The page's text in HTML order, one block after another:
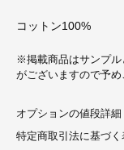
コットン100%
※掲載商品はサンプル
がございますので予め
オプションの値段詳細
特定商取引法に基づく